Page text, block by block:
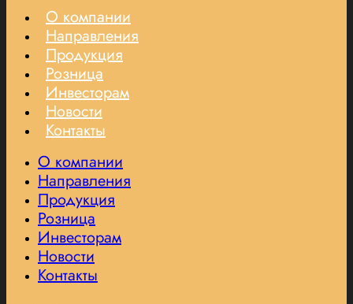
О компании
Направления
Продукция
Розница
Инвесторам
Новости
Контакты
О компании
Направления
Продукция
Розница
Инвесторам
Новости
Контакты